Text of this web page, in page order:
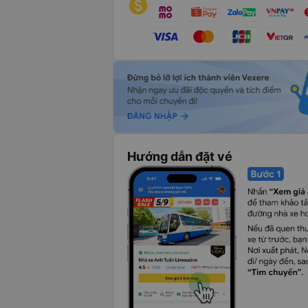
Hướng dẫn đặt vé